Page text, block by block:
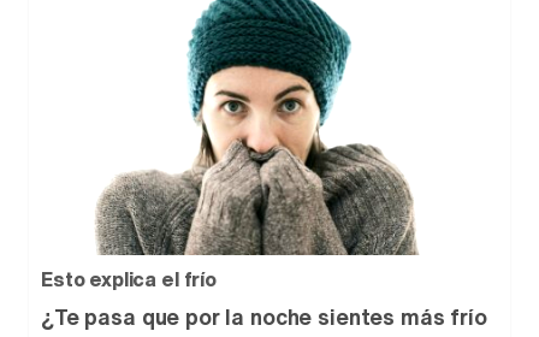
Esto explica el frío
¿Te pasa que por la noche sientes más frío